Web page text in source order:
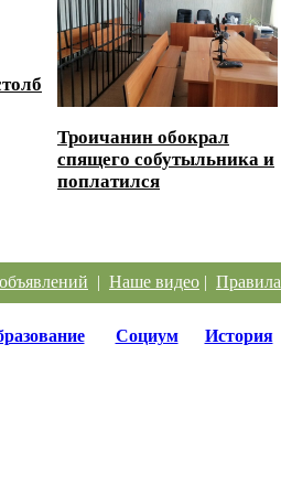
Троичанин обокрал
спящего собутыльника и
поплатился
| Наше видео | Правила
Социум История